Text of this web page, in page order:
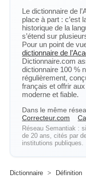
Le dictionnaire de
place à part : c’est
historique de la
s’étend sur
Pour un point de
dictionnaire de
Dictionnaire.com
dictionnaire 100 %
régulièrement,
français et offrir
moderne et fiable.
Dans le même
Correcteur.com
Réseau Semantiak :
de 20 ans, cités par
institutions publiques.
Dictionnaire > Définition